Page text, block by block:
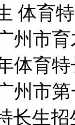
体育
州市
体育
州市
长生